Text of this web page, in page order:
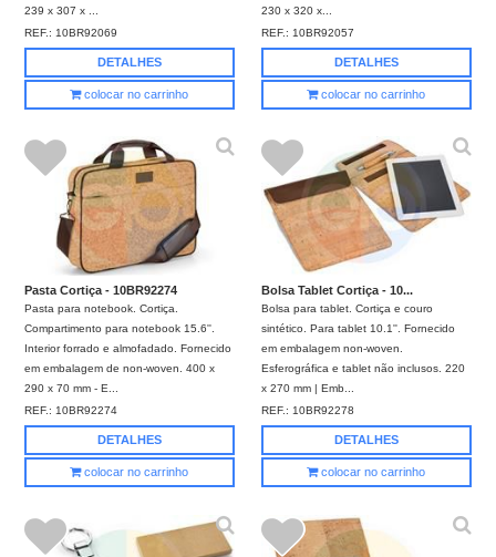
239 x 307 x ...
REF.: 10BR92069
DETALHES
colocar no carrinho
230 x 320 x...
REF.: 10BR92057
DETALHES
colocar no carrinho
Pasta Cortiça - 10BR92274
Pasta para notebook. Cortiça.
Compartimento para notebook 15.6''.
Interior forrado e almofadado. Fornecido
em embalagem de non-woven. 400 x
290 x 70 mm - E...
REF.:10BR92274
DETALHES
colocar no carrinho
Bolsa Tablet Cortiça - 10...
Bolsa para tablet. Cortiça e couro
sintético. Para tablet 10.1''. Fornecido
em embalagem non-woven.
Esferográfica e tablet não inclusos. 220
x 270 mm | Emb...
REF.:10BR92278
DETALHES
colocar no carrinho